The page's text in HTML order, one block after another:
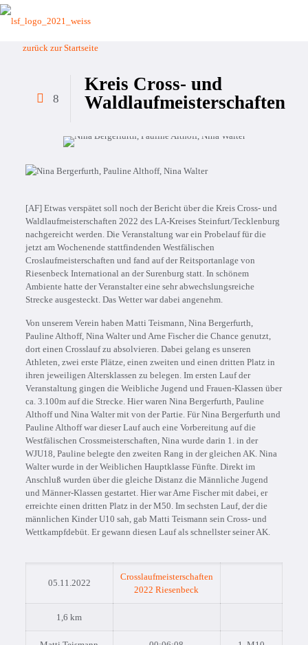
zurück zur Startseite
8
Kreis Cross- und
Waldlaufmeisterschaften
[AF] Etwas verspätet soll noch der Bericht über die Kreis Cross- und
Waldlaufmeisterschaften 2022 des LA-Kreises Steinfurt/Tecklenburg
nachgereicht werden. Die Veranstaltung war ein Probelauf für die
jetzt am Wochenende stattfindenden Westfälischen
Croslaufmeisterschaften und fand auf der Reitsportanlage von
Riesenbeck International an der Surenburg statt. In schönem
Ambiente hatte der Veranstalter eine sehr abwechslungsreiche
Strecke ausgesteckt. Das Wetter war dabei angenehm.
Von unserem Verein haben Matti Teismann, Nina Bergerfurth,
Pauline Althoff, Nina Walter und Arne Fischer die Chance genutzt,
dort einen Crosslauf zu absolvieren. Dabei gelang es unseren
Athleten, zwei erste Plätze, einen zweiten und einen dritten Platz in
ihren jeweiligen Altersklassen zu belegen. Im ersten Lauf der
Veranstaltung gingen die Weibliche Jugend und Frauen-Klassen über
ca. 3.100m auf die Strecke. Hier waren Nina Bergerfurth, Pauline
Althoff und Nina Walter mit von der Partie. Für Nina Bergerfurth und
Pauline Althoff war dieser Lauf auch eine Vorbereitung auf die
Westfälischen Crossmeisterschaften, Nina wurde darin 1. in der
WJU18, Pauline belegte den zweiten Rang in der gleichen AK. Nina
Walter wurde in der Weiblichen Hauptklasse Fünfte. Direkt im
Anschluß wurden über die gleiche Distanz die Männliche Jugend
und Männer-Klassen gestartet. Hier war Arne Fischer mit dabei, er
erreichte einen dritten Platz in der M50. Im sechsten Lauf, der die
männlichen Kinder U10 sah, gab Matti Teismann sein Cross- und
Wettkampfdebüt. Er gewann diesen Lauf als schnellster seiner AK.
05.11.2022
Crosslaufmeisterschaften
2022 Riesenbeck
1,6 km